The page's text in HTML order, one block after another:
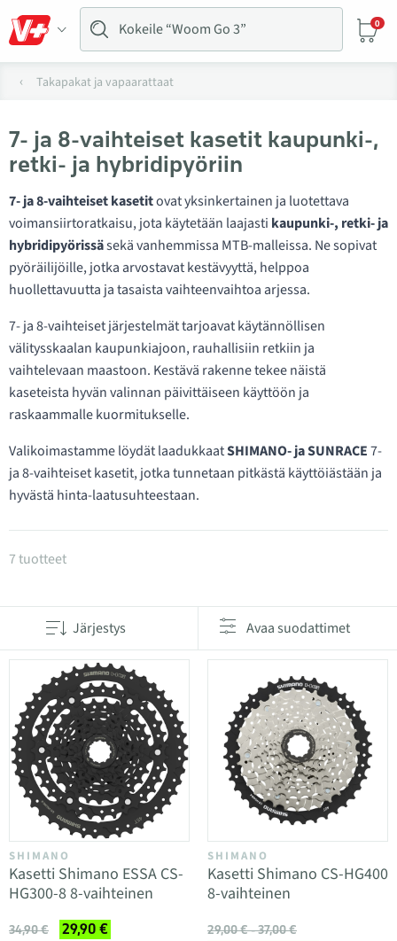
0
Takapakat ja vapaarattaat
7- ja 8-vaihteiset kasetit kaupunki-,
retki- ja hybridipyöriin
7- ja 8-vaihteiset kasetitovat yksinkertainen ja luotettava
voimansiirtoratkaisu, jota käytetään laajasti kaupunki-, retki- ja
hybridipyörissäsekä vanhemmissa MTB-malleissa. Ne sopivat
pyöräilijöille, jotka arvostavat kestävyyttä, helppoa
huollettavuutta ja tasaista vaihteenvaihtoa arjessa.
7- ja 8-vaihteiset järjestelmät tarjoavat käytännöllisen
välitysskaalan kaupunkiajoon, rauhallisiin retkiin ja
vaihtelevaan maastoon. Kestävä rakenne tekee näistä
kaseteista hyvän valinnan päivittäiseen käyttöön ja
raskaammalle kuormitukselle.
Valikoimastamme löydät laadukkaatSHIMANO- ja SUNRACE7-
ja 8-vaihteiset kasetit, jotka tunnetaan pitkästä käyttöiästään ja
hyvästä hinta-laatusuhteestaan.
Tuotteet kategoriassa Takapakat 7/8-vaihteiset
7 tuotteet
Järjestys Avaa suodattimet
SHIMANO
Kasetti Shimano ESSA CS-
HG300-8 8-vaihteinen
34,90 € 29,90 €
SHIMANO
Kasetti Shimano CS-HG400
8-vaihteinen
29,00 € - 37,00 €